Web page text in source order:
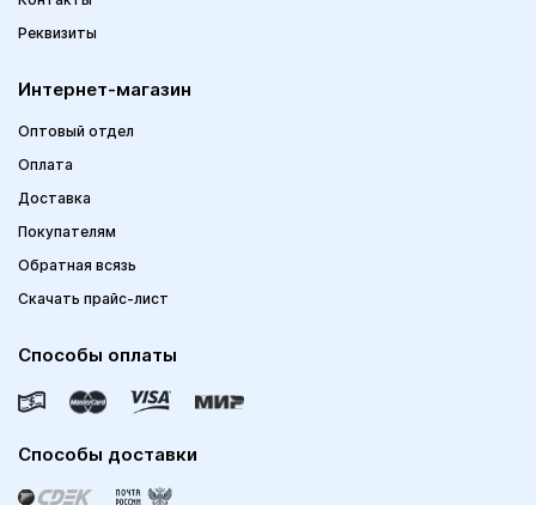
Реквизиты
Интернет-магазин
Оптовый отдел
Оплата
Доставка
Покупателям
Обратная всязь
Скачать прайс-лист
Способы оплаты
Способы доставки